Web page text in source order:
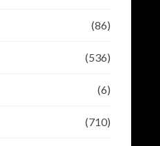
(86)
(536)
(6)
(710)